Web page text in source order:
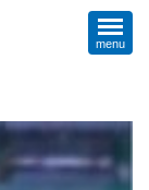
menu